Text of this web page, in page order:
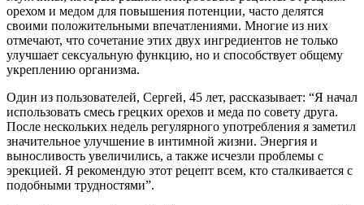
орехом и медом для повышения потенции, часто делятся
своими положительными впечатлениями. Многие из них
отмечают, что сочетание этих двух ингредиентов не только
улучшает сексуальную функцию, но и способствует общему
укреплению организма.
Один из пользователей, Сергей, 45 лет, рассказывает: “Я начал
использовать смесь грецких орехов и меда по совету друга.
После нескольких недель регулярного употребления я заметил
значительное улучшение в интимной жизни. Энергия и
выносливость увеличились, а также исчезли проблемы с
эрекцией. Я рекомендую этот рецепт всем, кто сталкивается с
подобными трудностями”.